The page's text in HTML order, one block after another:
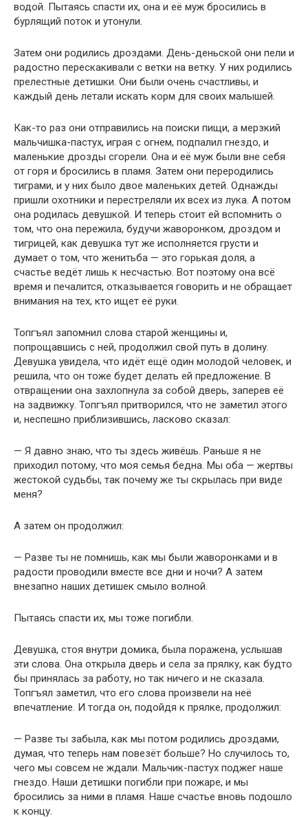
водой. Пытаясь спасти их, она и её муж бросились в
бурлящий поток и утонули.
Затем они родились дроздами. День-деньской они пели и
радостно перескакивали с ветки на ветку. У них родились
прелестные детишки. Они были очень счастливы, и
каждый день летали искать корм для своих малышей.
Как-то раз они отправились на поиски пищи, а мерзкий
мальчишка-пастух, играя с огнем, подпалил гнездо, и
маленькие дрозды сгорели. Она и её муж были вне себя
от горя и бросились в пламя. Затем они переродились
тиграми, и у них было двое маленьких детей. Однажды
пришли охотники и перестреляли их всех из лука. А потом
она родилась девушкой. И теперь стоит ей вспомнить о
том, что она пережила, будучи жаворонком, дроздом и
тигрицей, как девушка тут же исполняется грусти и
думает о том, что женитьба — это горькая доля, а
счастье ведёт лишь к несчастью. Вот поэтому она всё
время и печалится, отказывается говорить и не обращает
внимания на тех, кто ищет её руки.
Топгъял запомнил слова старой женщины и,
попрощавшись с ней, продолжил свой путь в долину.
Девушка увидела, что идёт ещё один молодой человек, и
решила, что он тоже будет делать ей предложение. В
отвращении она захлопнула за собой дверь, заперев её
на задвижку. Топгъял притворился, что не заметил этого
и, неспешно приблизившись, ласково сказал:
— Я давно знаю, что ты здесь живёшь. Раньше я не
приходил потому, что моя семья бедна. Мы оба — жертвы
жестокой судьбы, так почему же ты скрылась при виде
меня?
А затем он продолжил:
— Разве ты не помнишь, как мы были жаворонками и в
радости проводили вместе все дни и ночи? А затем
внезапно наших детишек смыло волной.
Пытаясь спасти их, мы тоже погибли.
Девушка, стоя внутри домика, была поражена, услышав
эти слова. Она открыла дверь и села за прялку, как будто
бы принялась за работу, но так ничего и не сказала.
Топгъял заметил, что его слова произвели на неё
впечатление. И тогда он, подойдя к прялке, продолжил:
— Разве ты забыла, как мы потом родились дроздами,
думая, что теперь нам повезёт больше? Но случилось то,
чего мы совсем не ждали. Мальчик-пастух поджег наше
гнездо. Наши детишки погибли при пожаре, и мы
бросились за ними в пламя. Наше счастье вновь подошло
к концу.